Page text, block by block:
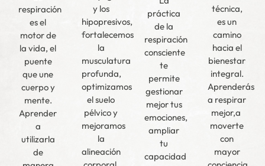
respiración
es el
motor de
la vida, el
puente
que une
cuerpo y
mente.
Aprender
a
utilizarla
de
y los
hipopresivos,
fortalecemos
la
musculatura
profunda,
optimizamos
el suelo
pélvico y
mejoramos
la
alineación
práctica
de la
respiración
consciente
te
permite
gestionar
mejor tus
emociones,
ampliar
tu
capacidad
técnica,
es un
camino
hacia el
bienestar
integral.
Aprenderás
a respirar
mejor,a
moverte
con
mayor